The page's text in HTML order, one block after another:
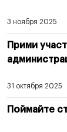
3 ноября 2025
Прими
31 октября 2025
Поймайте